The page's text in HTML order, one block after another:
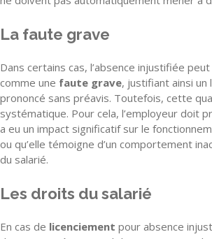
La faute grave
Dans certains cas, l’absence injustifiée
comme une faute grave, justifiant ainsi un
prononcé sans préavis. Toutefois, cette
systématique. Pour cela, l’employeur doit
a eu un impact significatif sur le
ou qu’elle témoigne d’un comportement
du salarié.
Les droits du salarié
En cas de licenciement pour absence